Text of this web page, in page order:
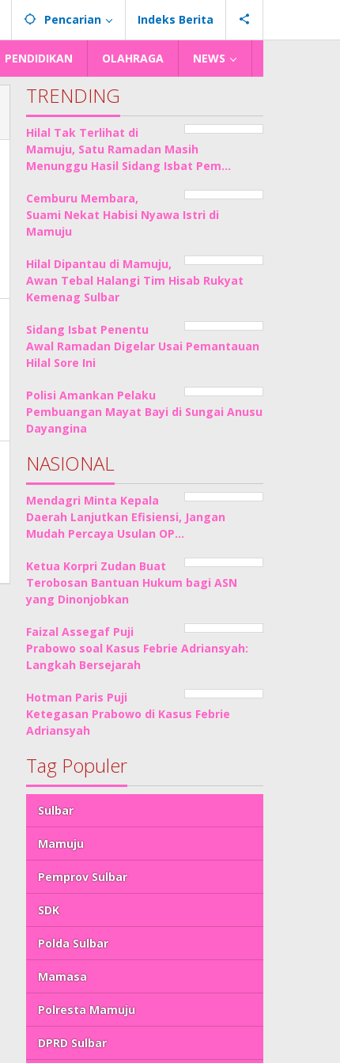
Pencarian Indeks Berita
PENDIDIKAN OLAHRAGA NEWS
TRENDING
Hilal Tak Terlihat di
Mamuju, Satu Ramadan Masih
Menunggu Hasil Sidang Isbat Pem…
Cemburu Membara,
Suami Nekat Habisi Nyawa Istri di
Mamuju
Hilal Dipantau di Mamuju,
Awan Tebal Halangi Tim Hisab Rukyat
Kemenag Sulbar
Sidang Isbat Penentu
Awal Ramadan Digelar Usai Pemantauan
Hilal Sore Ini
Polisi Amankan Pelaku
Pembuangan Mayat Bayi di Sungai Anusu
Dayangina
NASIONAL
Mendagri Minta Kepala
Daerah Lanjutkan Efisiensi, Jangan
Mudah Percaya Usulan OP…
Ketua Korpri Zudan Buat
Terobosan Bantuan Hukum bagi ASN
yang Dinonjobkan
Faizal Assegaf Puji
Prabowo soal Kasus Febrie Adriansyah:
Langkah Bersejarah
Hotman Paris Puji
Ketegasan Prabowo di Kasus Febrie
Adriansyah
Tag Populer
Sulbar
Mamuju
Pemprov Sulbar
SDK
Polda Sulbar
Mamasa
Polresta Mamuju
DPRD Sulbar